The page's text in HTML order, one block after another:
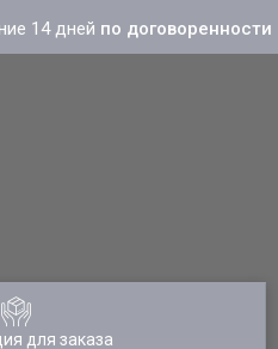
14 дней по договоренности
для заказа